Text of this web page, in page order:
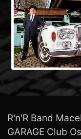
R'n'R Band
GARAGE Club